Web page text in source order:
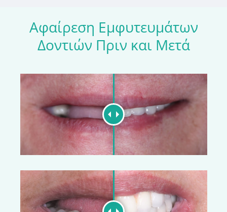
Αφαίρεση Εμφυτευμάτων
Δοντιών Πριν και Μετά